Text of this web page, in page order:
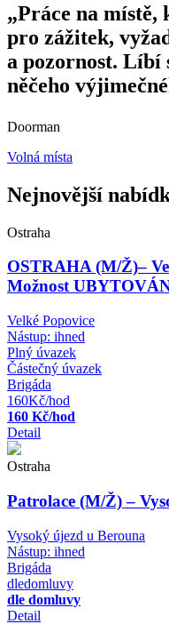
„Práce na místě,
pro zážitek,
a pozornost. Líbí
něčeho
Doorman
Volná místa
Nejnovější
Ostraha
OSTRAHA (M/Ž)–
Možnost
Velké Popovice
Nástup: ihned
Plný úvazek
Částečný úvazek
Brigáda
160Kč/hod
160 Kč/hod
Detail
Ostraha
Patrolace (M/Ž) –
Vysoký újezd u Berouna
Nástup: ihned
Brigáda
dledomluvy
dle domluvy
Detail